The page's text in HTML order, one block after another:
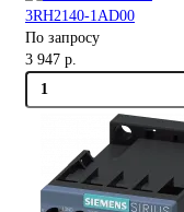
3RH2140-1AD00
По запросу
3 947 р.